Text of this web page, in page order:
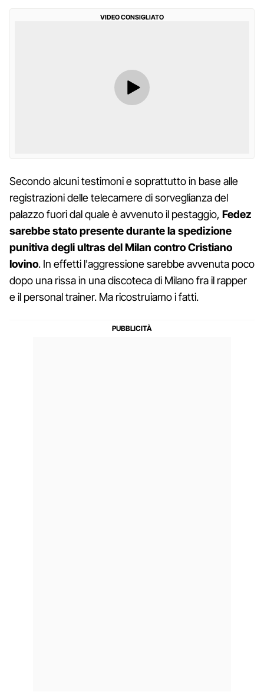
VIDEO CONSIGLIATO
Secondo alcuni testimoni e soprattutto in base alle
registrazioni delle telecamere di sorveglianza del
palazzo fuori dal quale è avvenuto il pestaggio, Fedez
sarebbe stato presente durante la spedizione
punitiva degli ultras del Milan contro Cristiano
Iovino. In effetti l'aggressione sarebbe avvenuta poco
dopo una rissa in una discoteca di Milano fra il rapper
e il personal trainer. Ma ricostruiamo i fatti.